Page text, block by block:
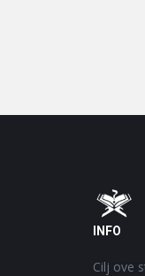
Footer
INFO
Cilj ove